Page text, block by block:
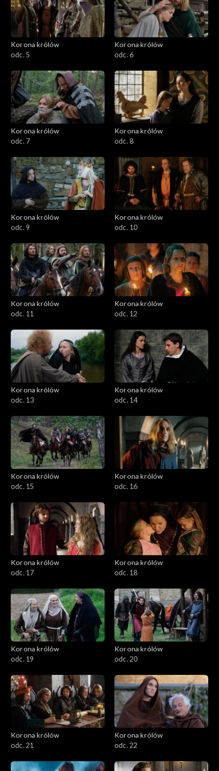
Korona królów
odc. 5
Korona królów
odc. 6
Korona królów
odc. 7
Korona królów
odc. 8
Korona królów
odc. 9
Korona królów
odc. 10
Korona królów
odc. 11
Korona królów
odc. 12
Korona królów
odc. 13
Korona królów
odc. 14
Korona królów
odc. 15
Korona królów
odc. 16
Korona królów
odc. 17
Korona królów
odc. 18
Korona królów
odc. 19
Korona królów
odc. 20
Korona królów
odc. 21
Korona królów
odc. 22